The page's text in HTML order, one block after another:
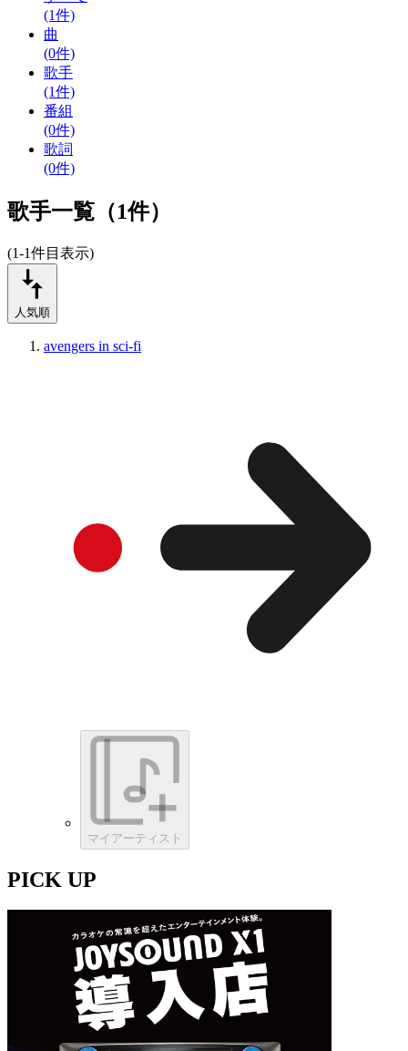
(1件)
曲
(0件)
歌手
(1件)
番組
(0件)
歌詞
(0件)
歌手一覧（1件）
(1-1件目表示)
人気順
avengers in sci-fi
マイアーティスト
PICK UP